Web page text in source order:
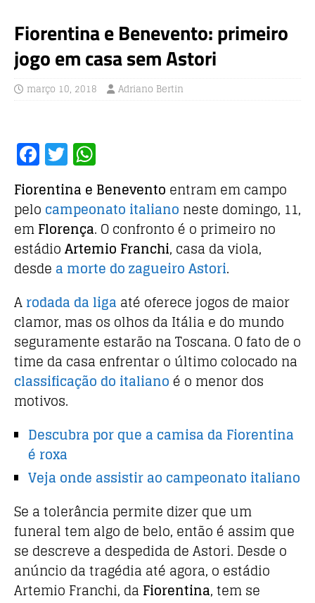
Fiorentina e Benevento: primeiro
jogo em casa sem Astori
março 10, 2018 Adriano Bertin
F
a
c
e
b
o
o
k
T
w
it
te
r
h
at
s
A
p
p
Fiorentina e Benevento entram em campo
pelo campeonato italiano neste domingo, 11,
emFlorença. O confronto é o primeiro no
estádioArtemio Franchi, casa da viola,
desde a morte do zagueiroAstori.
Arodada da liga até oferece jogos de maior
clamor, mas os olhos da Itália e do mundo
seguramente estarão na Toscana. O fato de o
time da casa enfrentar o último colocado na
classificação do italiano é o menor dos
motivos.
Descubra por que a camisa da Fiorentina
é roxa
Veja onde assistir ao campeonato italiano
Se a tolerância permite dizer que um
funeral tem algo de belo, então é assim que
se descreve a despedida de Astori. Desde o
anúncio da tragédia até agora, o estádio
Artemio Franchi, da Fiorentina, tem se